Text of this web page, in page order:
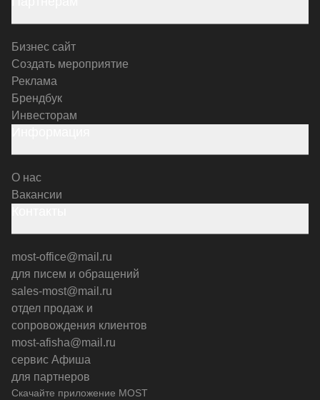
Скачайте приложение MOST
Бизнес сайт
Создать мероприятие
Реклама
Брендбук
Инвесторам
О нас
Вакансии
most-office@mail.ru
для писем и обращений
sales-most@mail.ru
отдел продаж и
сопровождения клиентов
most-afisha@mail.ru
сервис Афиша
для партнеров